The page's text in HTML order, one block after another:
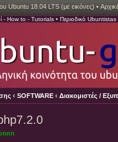
Ubuntu 18.04 LTS (με εικόνες) •
- How to - Tutorials • Περιοδικό Ubuntistas
‹ SOFTWARE ‹ Διακομιστές /